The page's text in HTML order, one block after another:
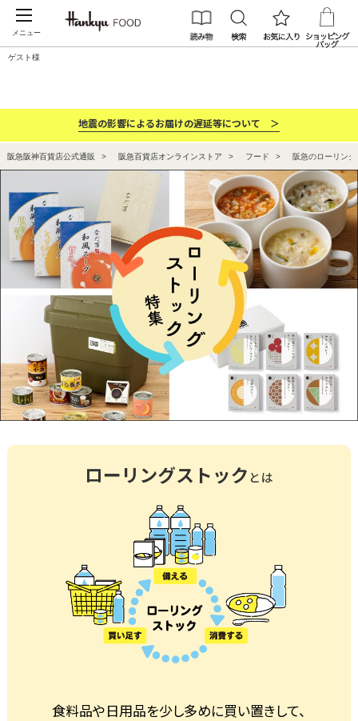
メニュー
ゲスト様
地震の影響によるお届けの遅延等について ＞
阪急阪神百貨店公式通販 阪急百貨店オンラインストア フード 阪急のローリン
食料品や日用品を少し多めに買い置きして、